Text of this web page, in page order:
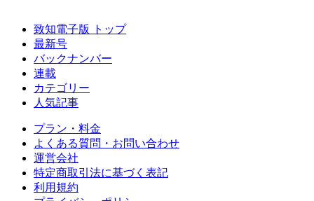
致知電子版 トップ
最新号
バックナンバー
連載
カテゴリー
人気記事
プラン・料金
よくある質問・お問い合わせ
運営会社
特定商取引法に基づく表記
利用規約